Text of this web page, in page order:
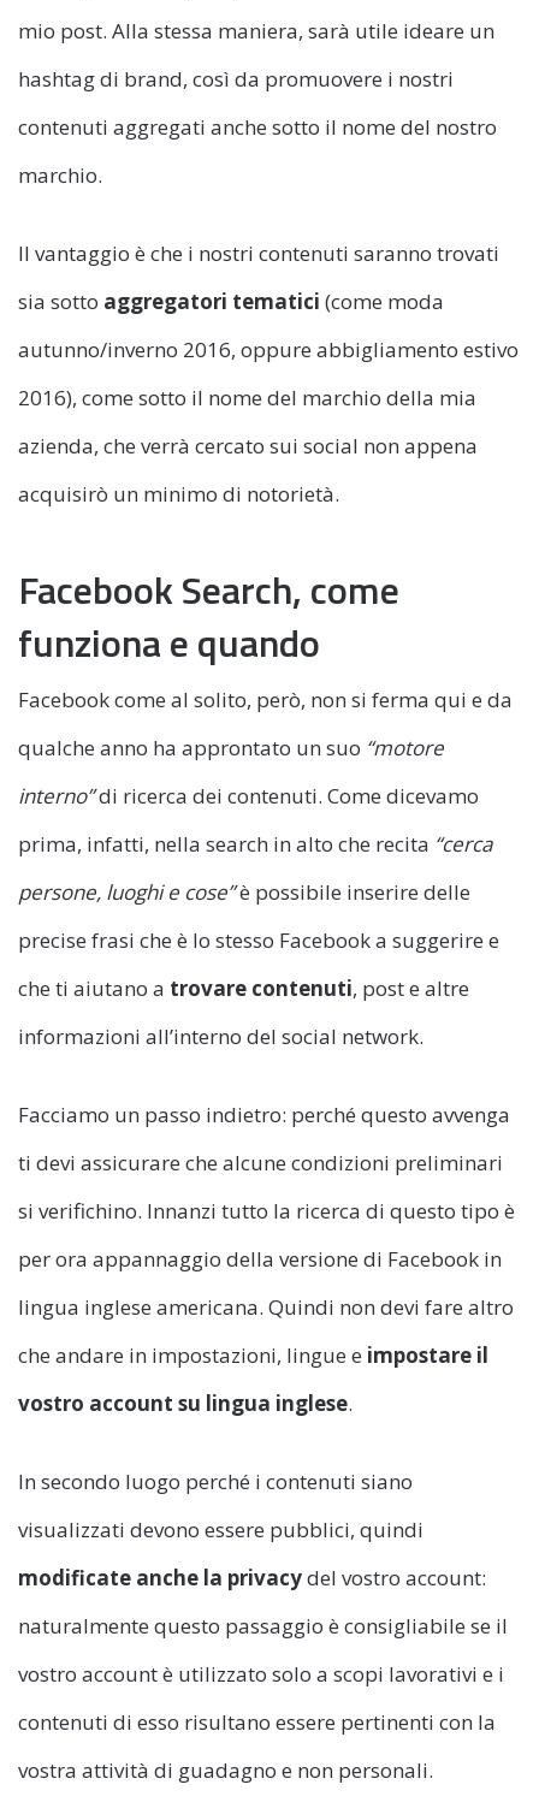
mio post. Alla stessa maniera, sarà utile ideare un
hashtag di brand, così da promuovere i nostri
contenuti aggregati anche sotto il nome del nostro
marchio.
Il vantaggio è che i nostri contenuti saranno trovati
sia sotto aggregatori tematici (come moda
autunno/inverno 2016, oppure abbigliamento estivo
2016), come sotto il nome del marchio della mia
azienda, che verrà cercato sui social non appena
acquisirò un minimo di notorietà.
Facebook Search, come
funziona e quando
Facebook come al solito, però, non si ferma qui e da
qualche anno ha approntato un suo “motore
interno”di ricerca dei contenuti. Come dicevamo
prima, infatti, nella search in alto che recita “cerca
persone, luoghi e cose”è possibile inserire delle
precise frasi che è lo stesso Facebook a suggerire e
che ti aiutano a trovare contenuti, post e altre
informazioni all’interno del social network.
Facciamo un passo indietro: perché questo avvenga
ti devi assicurare che alcune condizioni preliminari
si verifichino. Innanzi tutto la ricerca di questo tipo è
per ora appannaggio della versione di Facebook in
lingua inglese americana. Quindi non devi fare altro
che andare in impostazioni, lingue e impostare il
vostro account su lingua inglese.
In secondo luogo perché i contenuti siano
visualizzati devono essere pubblici, quindi
modificate anche la privacydel vostro account:
naturalmente questo passaggio è consigliabile se il
vostro account è utilizzato solo a scopi lavorativi e i
contenuti di esso risultano essere pertinenti con la
vostra attività di guadagno e non personali.